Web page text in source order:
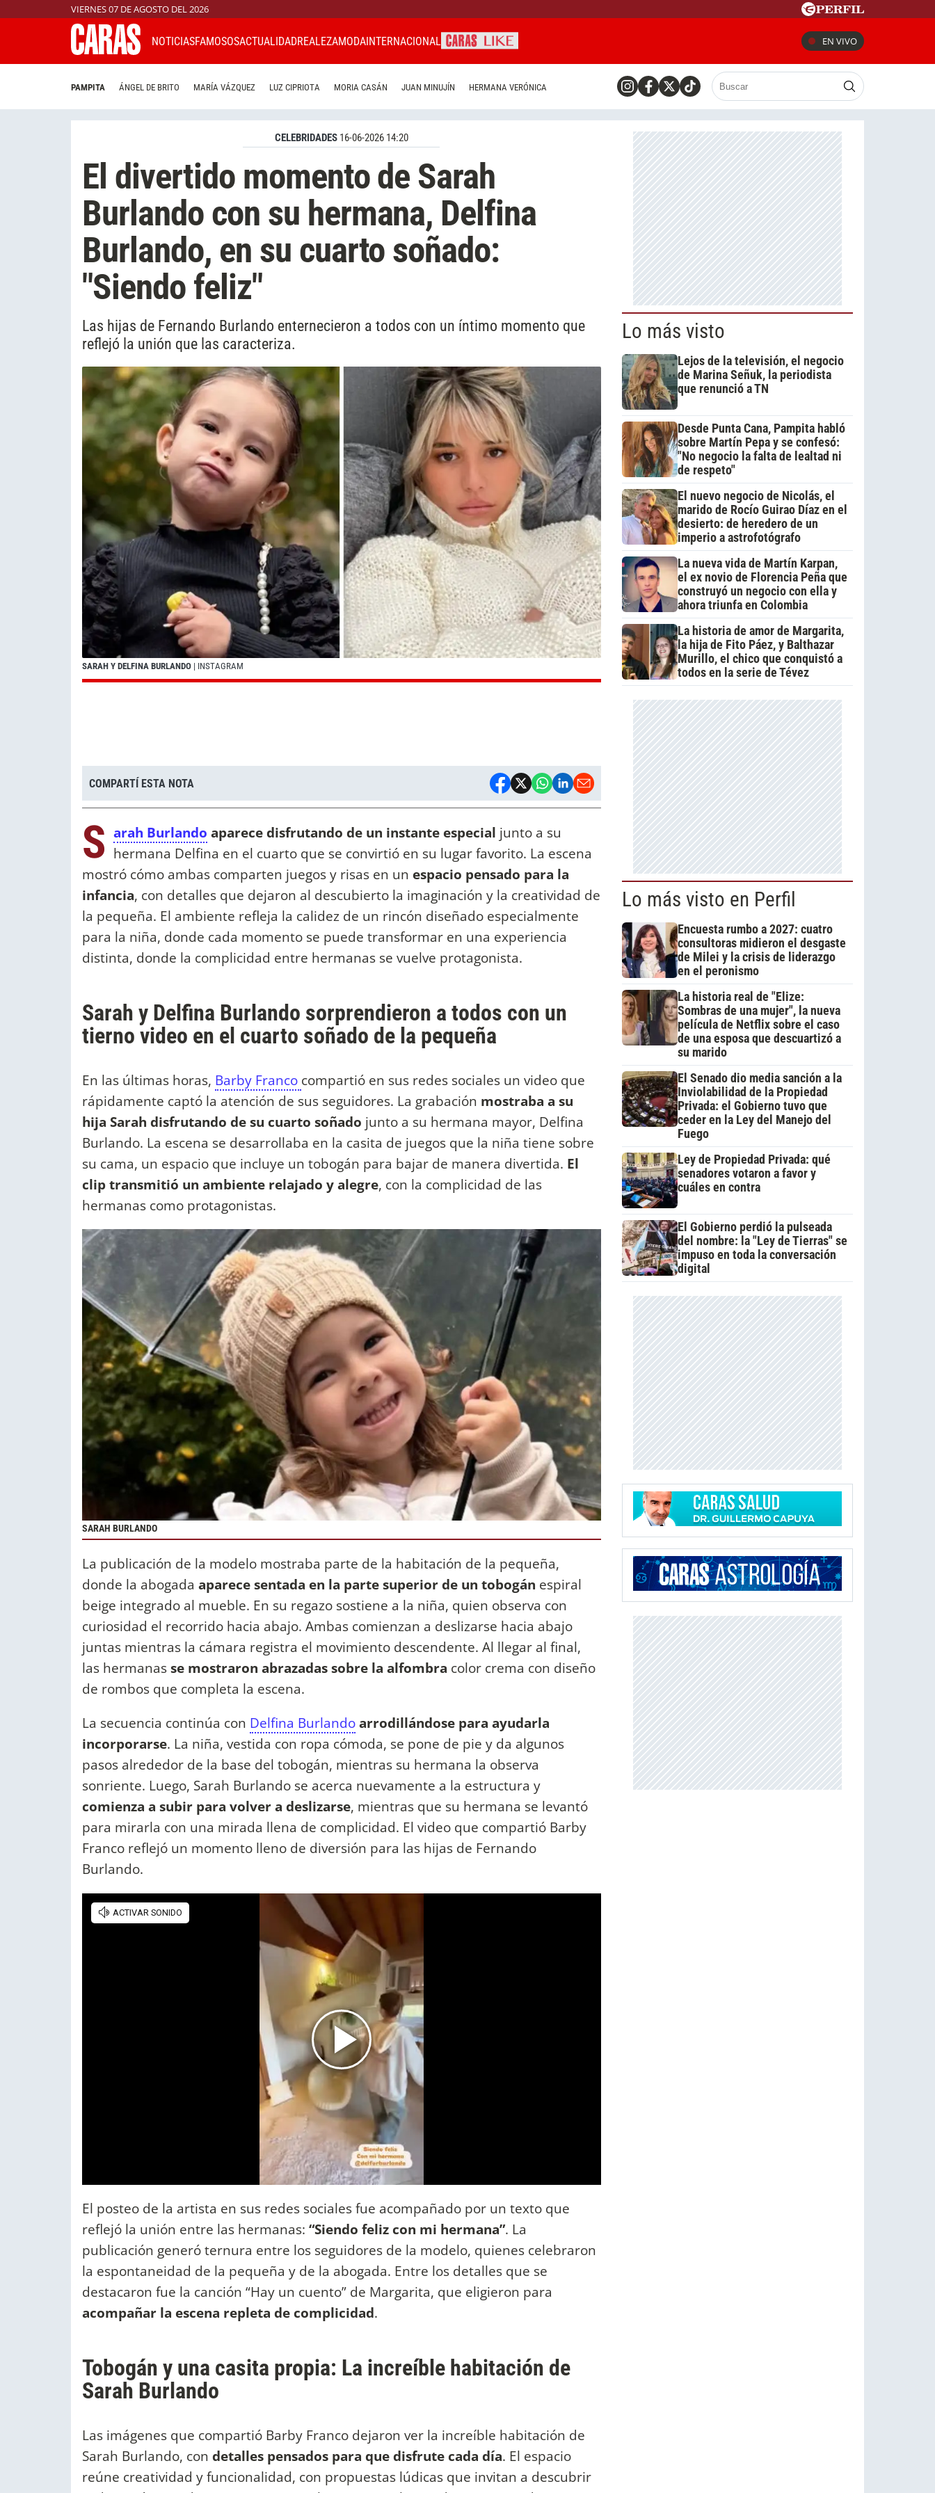
VIERNES 07 DE AGOSTO DEL 2026
NOTICIASFAMOSOSACTUALIDADREALEZAMODAINTERNACIONAL EN VIVO
PAMPITA ÁNGEL DE BRITO MARÍA VÁZQUEZ LUZ CIPRIOTA MORIA CASÁN JUAN MINUJÍN HERMANA VERÓNICA
CELEBRIDADES 16-06-2026 14:20
El divertido momento de Sarah
Burlando con su hermana, Delfina
Burlando, en su cuarto soñado:
"Siendo feliz"
Las hijas de Fernando Burlando enternecieron a todos con un íntimo momento que
reflejó la unión que las caracteriza.
SARAH Y DELFINA BURLANDO | INSTAGRAM
COMPARTÍ ESTA NOTA
S arah Burlando aparece disfrutando de un instante especial junto a su
hermana Delfina en el cuarto que se convirtió en su lugar favorito. La escena
mostró cómo ambas comparten juegos y risas en un espacio pensado para la
infancia, con detalles que dejaron al descubierto la imaginación y la creatividad de
la pequeña. El ambiente refleja la calidez de un rincón diseñado especialmente
para la niña, donde cada momento se puede transformar en una experiencia
distinta, donde la complicidad entre hermanas se vuelve protagonista.
Sarah y Delfina Burlando sorprendieron a todos con un
tierno video en el cuarto soñado de la pequeña
En las últimas horas, Barby Franco compartió en sus redes sociales un video que
rápidamente captó la atención de sus seguidores. La grabación mostraba a su
hija Sarah disfrutando de su cuarto soñado junto a su hermana mayor, Delfina
Burlando. La escena se desarrollaba en la casita de juegos que la niña tiene sobre
su cama, un espacio que incluye un tobogán para bajar de manera divertida. El
clip transmitió un ambiente relajado y alegre, con la complicidad de las
hermanas como protagonistas.
SARAH BURLANDO
La publicación de la modelo mostraba parte de la habitación de la pequeña,
donde la abogada aparece sentada en la parte superior de un tobogán espiral
beige integrado al mueble. En su regazo sostiene a la niña, quien observa con
curiosidad el recorrido hacia abajo. Ambas comienzan a deslizarse hacia abajo
juntas mientras la cámara registra el movimiento descendente. Al llegar al final,
las hermanasse mostraron abrazadas sobre la alfombra color crema con diseño
de rombos que completa la escena.
La secuencia continúa con Delfina Burlandoarrodillándose para ayudarla
incorporarse. La niña, vestida con ropa cómoda, se pone de pie y da algunos
pasos alrededor de la base del tobogán, mientras su hermana la observa
sonriente. Luego, Sarah Burlando se acerca nuevamente a la estructura y
comienza a subir para volver a deslizarse, mientras que su hermana se levantó
para mirarla con una mirada llena de complicidad. El video que compartió Barby
Franco reflejó un momento lleno de diversión para las hijas de Fernando
Burlando.
El posteo de la artista en sus redes sociales fue acompañado por un texto que
reflejó la unión entre las hermanas: “Siendo feliz con mi hermana”. La
publicación generó ternura entre los seguidores de la modelo, quienes celebraron
la espontaneidad de la pequeña y de la abogada. Entre los detalles que se
destacaron fue la canción “Hay un cuento” de Margarita, que eligieron para
acompañar la escena repleta de complicidad.
Tobogán y una casita propia: La increíble habitación de
Sarah Burlando
Las imágenes que compartió Barby Franco dejaron ver la increíble habitación de
Sarah Burlando, con detalles pensados para que disfrute cada día. El espacio
reúne creatividad y funcionalidad, con propuestas lúdicas que invitan a descubrir
Lo más visto
Lejos de la televisión, el negocio
de Marina Señuk, la periodista
que renunció a TN
Desde Punta Cana, Pampita habló
sobre Martín Pepa y se confesó:
"No negocio la falta de lealtad ni
de respeto"
El nuevo negocio de Nicolás, el
marido de Rocío Guirao Díaz en el
desierto: de heredero de un
imperio a astrofotógrafo
La nueva vida de Martín Karpan,
el ex novio de Florencia Peña que
construyó un negocio con ella y
ahora triunfa en Colombia
La historia de amor de Margarita,
la hija de Fito Páez, y Balthazar
Murillo, el chico que conquistó a
todos en la serie de Tévez
Lo más visto en Perfil
Encuesta rumbo a 2027: cuatro
consultoras midieron el desgaste
de Milei y la crisis de liderazgo
en el peronismo
La historia real de "Elize:
Sombras de una mujer", la nueva
película de Netflix sobre el caso
de una esposa que descuartizó a
su marido
El Senado dio media sanción a la
Inviolabilidad de la Propiedad
Privada: el Gobierno tuvo que
ceder en la Ley del Manejo del
Fuego
Ley de Propiedad Privada: qué
senadores votaron a favor y
cuáles en contra
El Gobierno perdió la pulseada
del nombre: la "Ley de Tierras" se
impuso en toda la conversación
digital